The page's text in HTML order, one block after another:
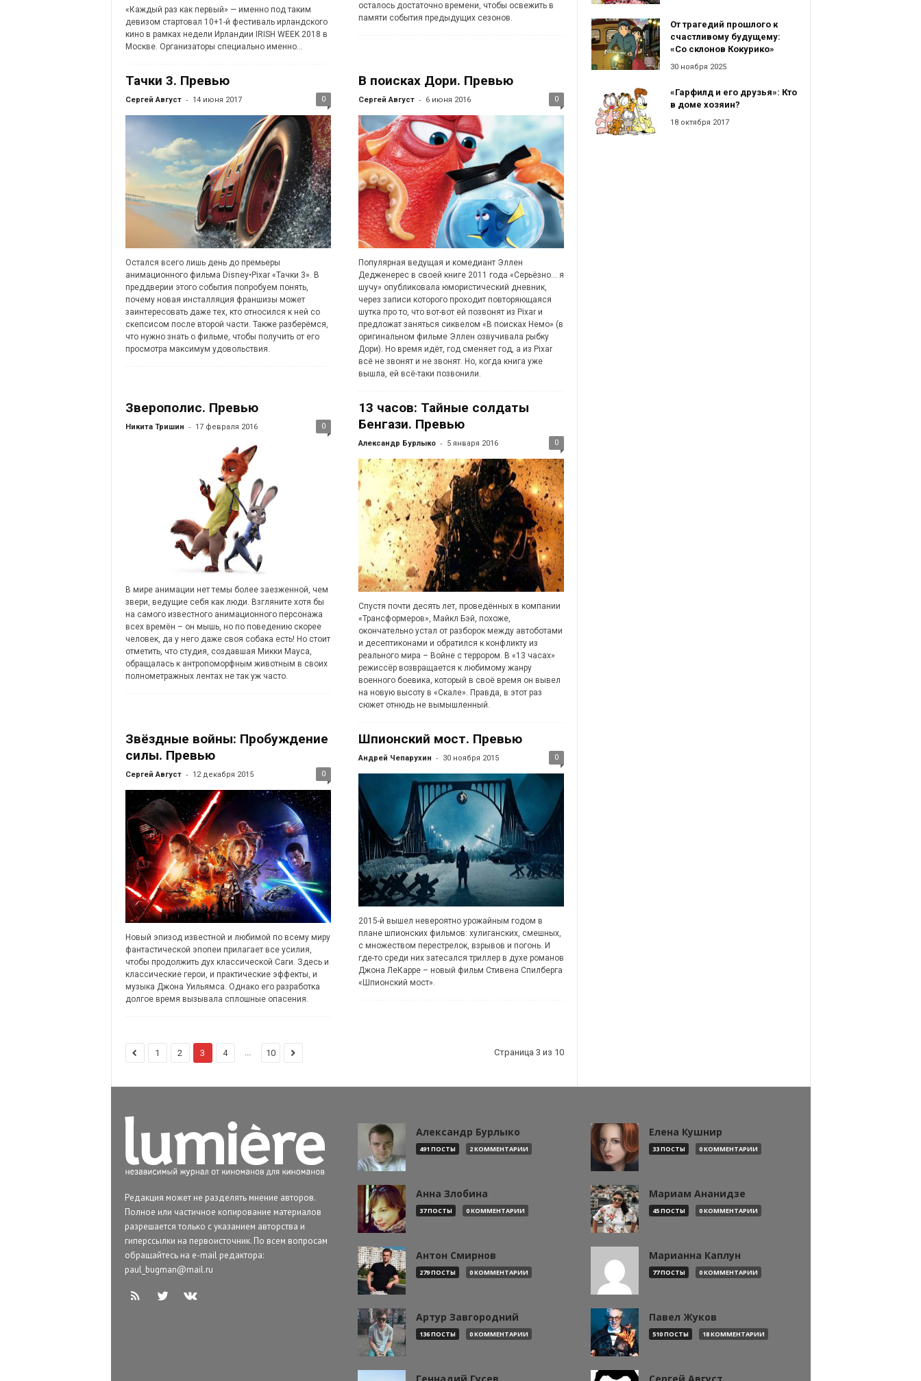
«Каждый раз как первый» — именно под таким
девизом стартовал 10+1-й фестиваль ирландского
кино в рамках недели Ирландии IRISH WEEK 2018 в
Москве. Организаторы специально именно...
осталось достаточно времени, чтобы освежить в
памяти события предыдущих сезонов.
Тачки 3. Превью
Сергей Август - 14 июня 2017 0
Остался всего лишь день до премьеры
анимационного фильма Disney•Pixar «Тачки 3». В
преддверии этого события попробуем понять,
почему новая инсталляция франшизы может
заинтересовать даже тех, кто относился к ней со
скепсисом после второй части. Также разберёмся,
что нужно знать о фильме, чтобы получить от его
просмотра максимум удовольствия.
В поисках Дори. Превью
Сергей Август - 6 июня 2016 0
Популярная ведущая и комедиант Эллен
Дедженерес в своей книге 2011 года «Серьёзно... я
шучу» опубликовала юмористический дневник,
через записи которого проходит повторяющаяся
шутка про то, что вот-вот ей позвонят из Pixar и
предложат заняться сиквелом «В поисках Немо» (в
оригинальном фильме Эллен озвучивала рыбку
Дори). Но время идёт, год сменяет год, а из Pixar
всё не звонят и не звонят. Но, когда книга уже
вышла, ей всё-таки позвонили.
Зверополис. Превью
Никита Тришин - 17 февраля 2016 0
В мире анимации нет темы более заезженной, чем
звери, ведущие себя как люди. Взгляните хотя бы
на самого известного анимационного персонажа
всех времён – он мышь, но по поведению скорее
человек, да у него даже своя собака есть! Но стоит
отметить, что студия, создавшая Микки Мауса,
обращалась к антропоморфным животным в своих
полнометражных лентах не так уж часто.
13 часов: Тайные солдаты
Бенгази. Превью
Александр Бурлыко - 5 января 2016 0
Спустя почти десять лет, проведённых в компании
«Трансформеров», Майкл Бэй, похоже,
окончательно устал от разборок между автоботами
и десептиконами и обратился к конфликту из
реального мира – Войне с террором. В «13 часах»
режиссёр возвращается к любимому жанру
военного боевика, который в своё время он вывел
на новую высоту в «Скале». Правда, в этот раз
сюжет отнюдь не вымышленный.
Звёздные войны: Пробуждение
силы. Превью
Сергей Август - 12 декабря 2015 0
Новый эпизод известной и любимой по всему миру
фантастической эпопеи прилагает все усилия,
чтобы продолжить дух классической Саги. Здесь и
классические герои, и практические эффекты, и
музыка Джона Уильямса. Однако его разработка
долгое время вызывала сплошные опасения.
Шпионский мост. Превью
Андрей Чепарухин - 30 ноября 2015 0
2015-й вышел невероятно урожайным годом в
плане шпионских фильмов: хулиганских, смешных,
с множеством перестрелок, взрывов и погонь. И
где-то среди них затесался триллер в духе романов
Джона ЛеКарре – новый фильм Стивена Спилберга
«Шпионский мост».
1 2 3 4 ... 10 Страница 3 из 10
От трагедий прошлого к
счастливому будущему:
«Со склонов Кокурико»
30 ноября 2025
«Гарфилд и его друзья»: Кто
в доме хозяин?
18 октября 2017
Редакция может не разделять мнение авторов.
Полное или частичное копирование материалов
разрешается только с указанием авторства и
гиперссылки на первоисточник. По всем вопросам
обращайтесь на e-mail редактора:
paul_bugman@mail.ru
Александр Бурлыко
491 ПОСТЫ 2 КОММЕНТАРИИ
Анна Злобина
37 ПОСТЫ 0 КОММЕНТАРИИ
Антон Смирнов
279 ПОСТЫ 0 КОММЕНТАРИИ
Артур Завгородний
136 ПОСТЫ 0 КОММЕНТАРИИ
Елена Кушнир
33 ПОСТЫ 0 КОММЕНТАРИИ
Мариам Ананидзе
45 ПОСТЫ 0 КОММЕНТАРИИ
Марианна Каплун
77 ПОСТЫ 0 КОММЕНТАРИИ
Павел Жуков
510 ПОСТЫ 18 КОММЕНТАРИИ